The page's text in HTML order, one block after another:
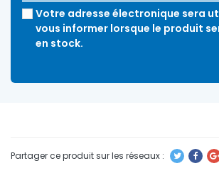
Votre adresse électronique sera
vous informer lorsque le produit
en stock.